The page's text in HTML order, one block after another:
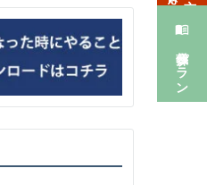
葬儀プラン